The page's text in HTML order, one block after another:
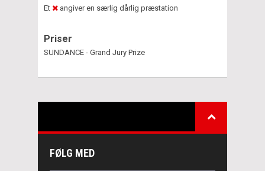
Et
angiver en særlig dårlig præstation
Priser
SUNDANCE - Grand Jury Prize
FØLG MED